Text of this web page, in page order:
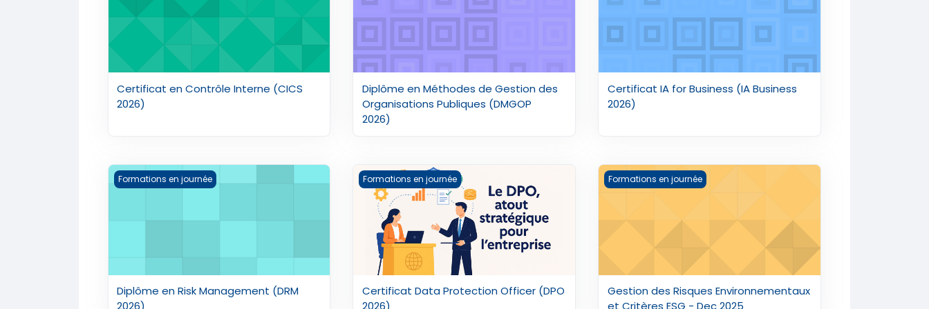
Certificat en Contrôle Interne (CICS
2026)
Diplôme en Méthodes de Gestion des
Organisations Publiques (DMGOP
2026)
Certificat IA for Business (IA Business
2026)
Diplôme en Risk Management (DRM 2026)
Formations en journée
Diplôme en Risk Management (DRM
Certificat Data Protection Officer (DPO 2026)
Formations en journée
Certificat Data Protection Officer (DPO
Gestion des Risques Environnementaux et Critères ESG - Dec
Formations en journée
Gestion des Risques Environnementaux